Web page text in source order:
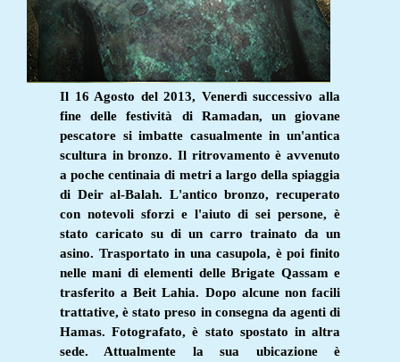
Il 16 Agosto del 2013, Venerdì successivo alla
fine delle festività di Ramadan, un giovane
pescatore si imbatte casualmente in un'antica
scultura in bronzo. Il ritrovamento è avvenuto
a poche centinaia di metri a largo della spiaggia
di Deir al-Balah. L'antico bronzo, recuperato
con notevoli sforzi e l'aiuto di sei persone, è
stato caricato su di un carro trainato da un
asino. Trasportato in una casupola, è poi finito
nelle mani di elementi delle Brigate Qassam e
trasferito a Beit Lahia. Dopo alcune non facili
trattative, è stato preso in consegna da agenti di
Hamas. Fotografato, è stato spostato in altra
sede. Attualmente la sua ubicazione è